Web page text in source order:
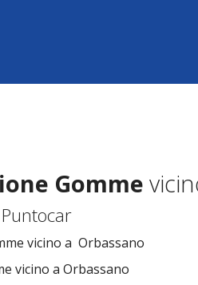
Gomme
vicino a Orbassano
vicino a Orbassano